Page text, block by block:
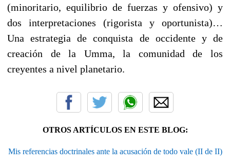
(minoritario, equilibrio de fuerzas y ofensivo) y
dos interpretaciones (rigorista y oportunista)…
Una estrategia de conquista de occidente y de
creación de la Umma, la comunidad de los
creyentes a nivel planetario.
OTROS ARTÍCULOS EN ESTE BLOG:
Mis referencias doctrinales ante la acusación de todo vale (II de II)